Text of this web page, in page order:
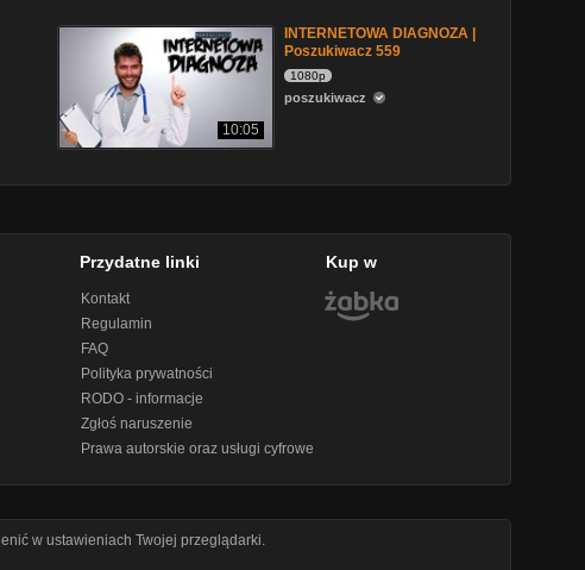
10:05
INTERNETOWA DIAGNOZA |
Poszukiwacz 559
1080p
poszukiwacz
Przydatne linki
Kontakt
Regulamin
FAQ
Polityka prywatności
RODO - informacje
Zgłoś naruszenie
Prawa autorskie oraz usługi cyfrowe
Kup w
w ustawieniach Twojej przeglądarki.